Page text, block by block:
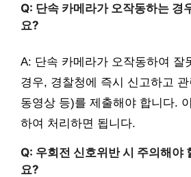
Q: 단속 카메라가 오작동하는 경
요?
A: 단속 카메라가 오작동하여 잘
경우, 경찰청에 즉시 신고하고
동영상 등)를 제출해야 합니다.
하여 처리하면 됩니다.
Q: 우회전 신호위반 시 주의해야
요?